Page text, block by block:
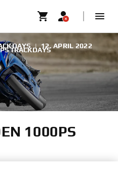
TRACKDAYS
| 12. APRIL 2022
1000PS